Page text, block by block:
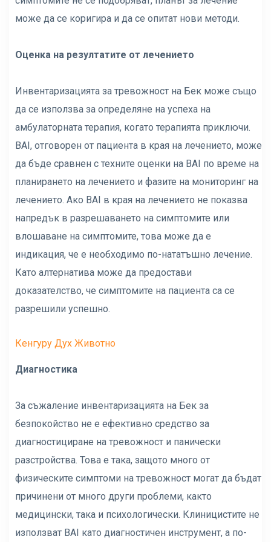
може да се коригира и да се опитат нови методи.
Оценка на резултатите от лечението
Инвентаризацията за тревожност на Бек може също
да се използва за определяне на успеха на
амбулаторната терапия, когато терапията приключи.
BAI, отговорен от пациента в края на лечението, може
да бъде сравнен с техните оценки на BAI по време на
планирането на лечението и фазите на мониторинг на
лечението. Ако BAI в края на лечението не показва
напредък в разрешаването на симптомите или
влошаване на симптомите, това може да е
индикация, че е необходимо по-нататъшно лечение.
Като алтернатива може да предостави
доказателство, че симптомите на пациента са се
разрешили успешно.
Кенгуру Дух Животно
Диагностика
За съжаление инвентаризацията на Бек за
безпокойство не е ефективно средство за
диагностициране на тревожност и панически
разстройства. Това е така, защото много от
физическите симптоми на тревожност могат да бъдат
причинени от много други проблеми, както
медицински, така и психологически. Клиницистите не
използват BAI като диагностичен инструмент, а по-